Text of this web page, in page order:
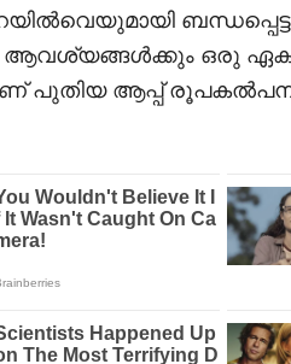
ആവശ്യങ്ങൾക്കും ഒരു
പുതിയ ആപ്പ് രൂപകൽപന